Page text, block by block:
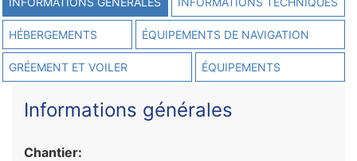
HÉBERGEMENTS ÉQUIPEMENTS DE NAVIGATION
GRÉEMENT ET VOILER ÉQUIPEMENTS
Informations générales
Chantier: